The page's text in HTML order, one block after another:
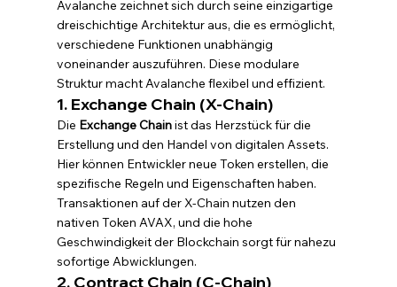
Avalanche zeichnet sich durch seine einzigartige
dreischichtige Architektur aus, die es ermöglicht,
verschiedene Funktionen unabhängig
voneinander auszuführen. Diese modulare
Struktur macht Avalanche flexibel und effizient.
1. Exchange Chain (X-Chain)
Die Exchange Chain ist das Herzstück für die
Erstellung und den Handel von digitalen Assets.
Hier können Entwickler neue Token erstellen, die
spezifische Regeln und Eigenschaften haben.
Transaktionen auf der X-Chain nutzen den
nativen Token AVAX, und die hohe
Geschwindigkeit der Blockchain sorgt für nahezu
sofortige Abwicklungen.
2. Contract Chain (C-Chain)